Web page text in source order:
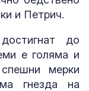
и Петрич.
до
е голяма и
мерки
гнезда на